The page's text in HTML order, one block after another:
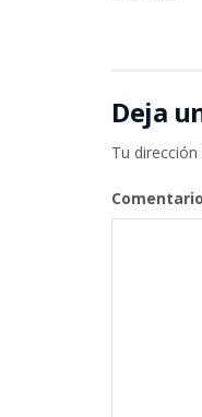
Deja
Tu
Comentario